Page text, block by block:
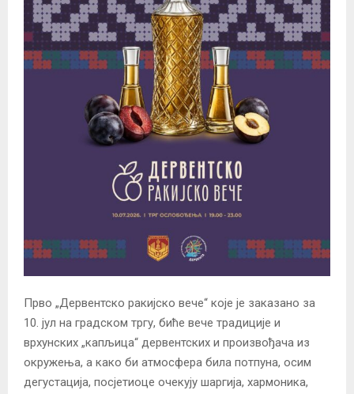
Прво „Дервентско ракијско вече“ које је заказано за
10. јул на градском тргу, биће вече традиције и
врхунских „капљица“ дервентских и произвођача из
окружења, а како би атмосфера била потпуна, осим
дегустација, посјетиоце очекују шаргија, хармоника,